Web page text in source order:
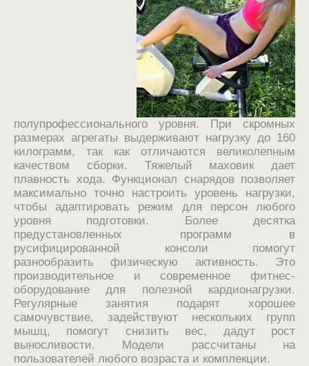
полупрофессионального уровня. При скромных
размерах агрегаты выдерживают нагрузку до 160
килограмм, так как отличаются великолепным
качеством сборки. Тяжелый маховик дает
плавность хода. Функционал снарядов позволяет
максимально точно настроить уровень нагрузки,
чтобы адаптировать режим для персон любого
уровня подготовки. Более десятка
предустановленных программ в
русифицированной консоли помогут
разнообразить физическую активность. Это
производительное и современное фитнес-
оборудование для полезной кардионагрузки.
Регулярные занятия подарят хорошее
самочувствие, задействуют нескольких групп
мышц, помогут снизить вес, дадут рост
выносливости. Модели рассчитаны на
пользователей любого возраста и комплекции.